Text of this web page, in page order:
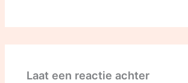
Laat een reactie achter